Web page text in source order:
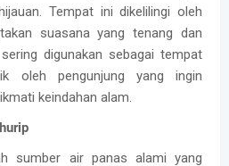
Tempat ini dikelilingi oleh
suasana yang tenang dan
digunakan sebagai tempat
oleh pengunjung yang ingin
keindahan alam.
sumber air panas alami yang